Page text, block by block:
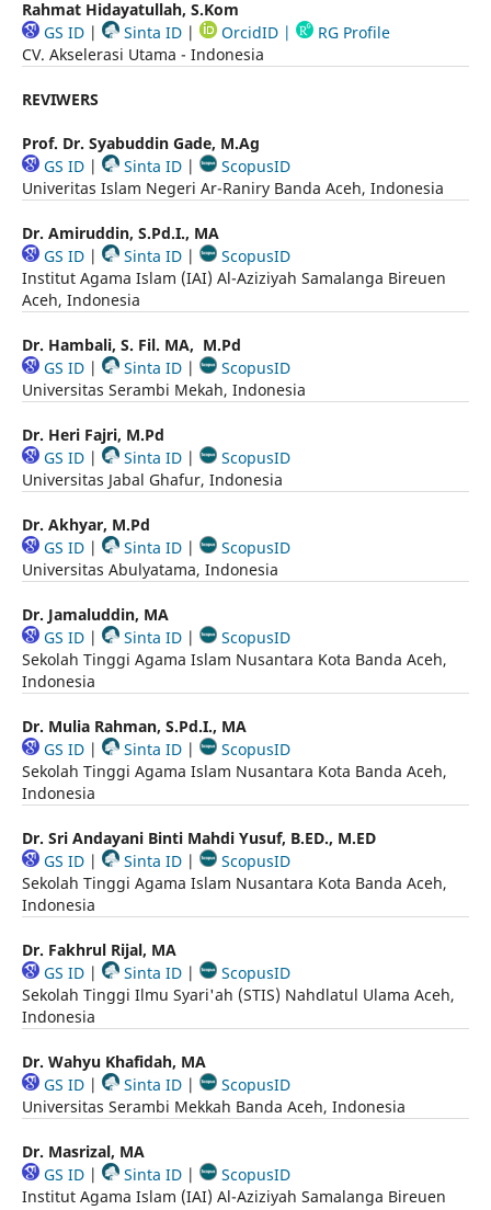
Rahmat Hidayatullah, S.Kom
GS ID| Sinta ID| OrcidID|
RG Profile
CV. Akselerasi Utama - Indonesia
REVIWERS
Prof. Dr. Syabuddin Gade, M.Ag
GS ID| Sinta ID|
ScopusID
Univeritas Islam Negeri Ar-Raniry Banda Aceh, Indonesia
Dr. Amiruddin, S.Pd.I., MA
GS ID| Sinta ID|
ScopusID
Institut Agama Islam (IAI) Al-Aziziyah Samalanga Bireuen
Aceh, Indonesia
Dr. Hambali, S. Fil. MA, M.Pd
GS ID| Sinta ID|
ScopusID
Universitas Serambi Mekah, Indonesia
Dr. Heri Fajri, M.Pd
GS ID| Sinta ID|
ScopusID
Universitas Jabal Ghafur, Indonesia
Dr. Akhyar, M.Pd
GS ID| Sinta ID|
ScopusID
Universitas Abulyatama, Indonesia
Dr. Jamaluddin, MA
GS ID| Sinta ID|
ScopusID
Sekolah Tinggi Agama Islam Nusantara Kota Banda Aceh,
Indonesia
Dr. Mulia Rahman, S.Pd.I., MA
GS ID| Sinta ID|
ScopusID
Sekolah Tinggi Agama Islam Nusantara Kota Banda Aceh,
Indonesia
Dr. Sri Andayani Binti Mahdi Yusuf, B.ED., M.ED
GS ID| Sinta ID|
ScopusID
Sekolah Tinggi Agama Islam Nusantara Kota Banda Aceh,
Indonesia
Dr. Fakhrul Rijal, MA
GS ID| Sinta ID|
ScopusID
Sekolah Tinggi Ilmu Syari'ah (STIS) Nahdlatul Ulama Aceh,
Indonesia
Dr. Wahyu Khafidah, MA
GS ID| Sinta ID|
ScopusID
Universitas Serambi Mekkah Banda Aceh, Indonesia
Dr. Masrizal, MA
GS ID| Sinta ID|
ScopusID
Institut Agama Islam (IAI) Al-Aziziyah Samalanga Bireuen